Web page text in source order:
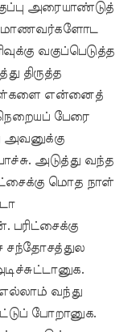
அரையாண்டுத்
மாணவர்களோட
வகுப்பெடுத்த
திருத்த
என்னைத்
பேரை
அவனுக்கு
அடுத்து வந்த
மொத நாள்
பரிட்சைக்கு
சந்தோசத்துல
வந்து
போறானுக.